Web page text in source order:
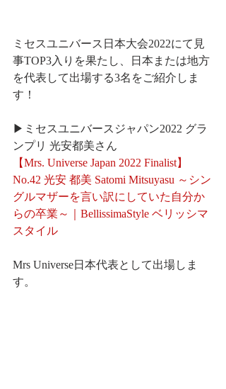
ミセスユニバース日本大会2022にて見
事TOP3入りを果たし、日本または地方
を代表して出場する3名をご紹介しま
す！
▶ミセスユニバースジャパン2022 グラ
ンプリ 光安都美さん
【Mrs. Universe Japan 2022 Finalist】
No.42 光安 都美 Satomi Mitsuyasu ～シン
グルマザーを言い訳にしていた自分か
らの卒業～｜BellissimaStyle ベリッシマ
スタイル
Mrs Universe日本代表として出場しま
す。